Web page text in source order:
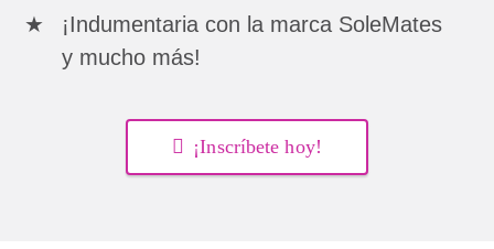
¡Indumentaria con la marca SoleMates
y mucho más!
¡Inscríbete hoy!